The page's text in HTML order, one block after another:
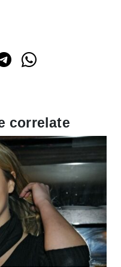
correlate